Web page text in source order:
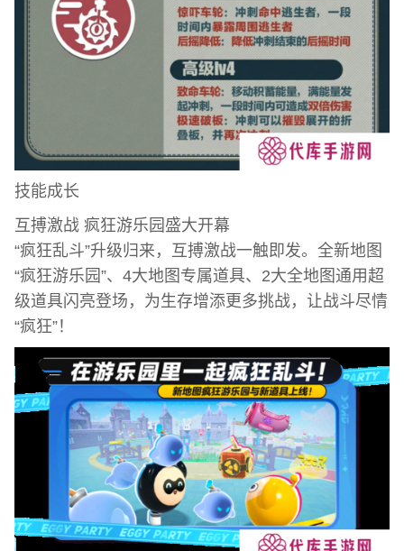
技能成长
互搏激战 疯狂游乐园盛大开幕
“疯狂乱斗”升级归来，互搏激战一触即发。全新地图
“疯狂游乐园”、4大地图专属道具、2大全地图通用超
级道具闪亮登场，为生存增添更多挑战，让战斗尽情
“疯狂”！